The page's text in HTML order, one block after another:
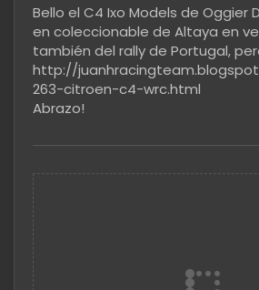
Bello el C4 Ixo Models de Oggier
en coleccionable de Altaya en
también del rally de Portugal,
http://
263-citroen-c4-wrc.html
Abrazo!